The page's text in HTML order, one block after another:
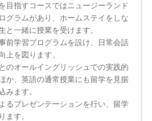
目指すコースではニュージーランド
グラムがあり、ホームステイをしな
と一緒に授業を受けます。
前学習プログラムを設け、日常会話
上を図ります。
のオールイングリッシュでの実践的
か、英語の通常授業にも留学を見据
みます。
るプレゼンテーションを行い、留学
ます。